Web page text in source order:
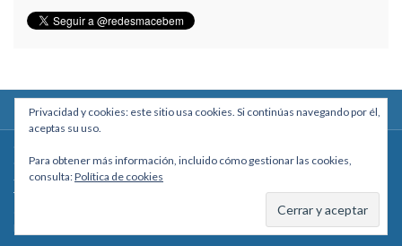
Calle Macario Pinilla # 2588 esq. Av. Arce, Edificio Arcadia, Mezzanine, Of. 101
- La Paz, Bolivia
Teléfono: +591 2431818 - Celular: +591 73027636
Privacidad y cookies: este sitio usa cookies. Si continúas navegando por él,
aceptas su uso.
Para obtener más información, incluido cómo gestionar las cookies,
consulta:Política de cookies